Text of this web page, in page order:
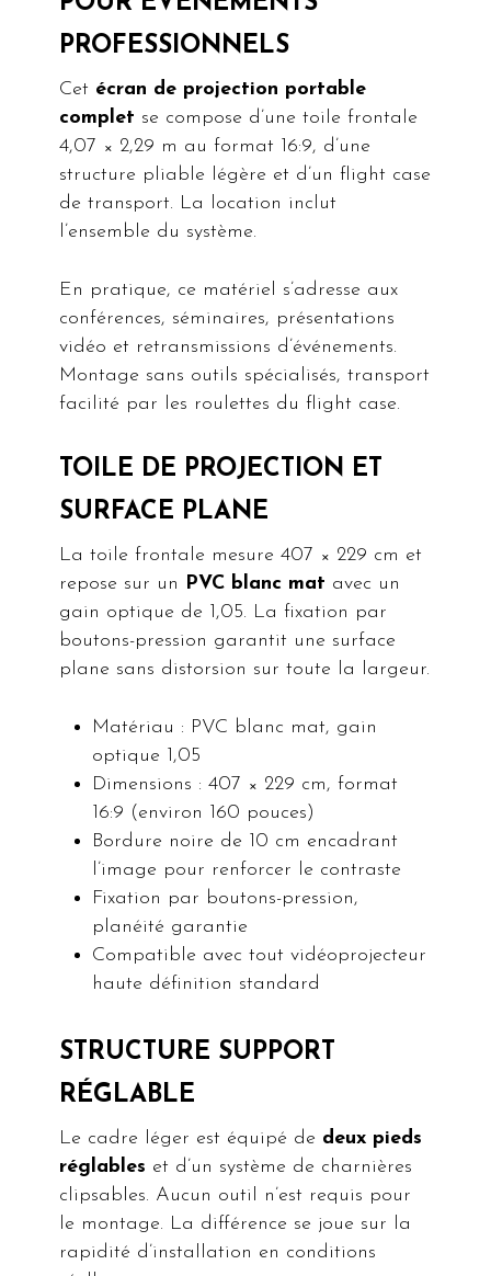
PROFESSIONNELS
Cet écran de projection portable
complet se compose d’une toile frontale
4,07 × 2,29 m au format 16:9, d’une
structure pliable légère et d’un flight case
de transport. La location inclut
l’ensemble du système.
En pratique, ce matériel s’adresse aux
conférences, séminaires, présentations
vidéo et retransmissions d’événements.
Montage sans outils spécialisés, transport
facilité par les roulettes du flight case.
TOILE DE PROJECTION ET
SURFACE PLANE
La toile frontale mesure 407 × 229 cm et
repose sur un PVC blanc mat avec un
gain optique de 1,05. La fixation par
boutons-pression garantit une surface
plane sans distorsion sur toute la largeur.
Matériau : PVC blanc mat, gain
optique 1,05
Dimensions : 407 × 229 cm, format
16:9 (environ 160 pouces)
Bordure noire de 10 cm encadrant
l’image pour renforcer le contraste
Fixation par boutons-pression,
planéité garantie
Compatible avec tout vidéoprojecteur
haute définition standard
STRUCTURE SUPPORT
RÉGLABLE
Le cadre léger est équipé de deux pieds
réglables et d’un système de charnières
clipsables. Aucun outil n’est requis pour
le montage. La différence se joue sur la
rapidité d’installation en conditions